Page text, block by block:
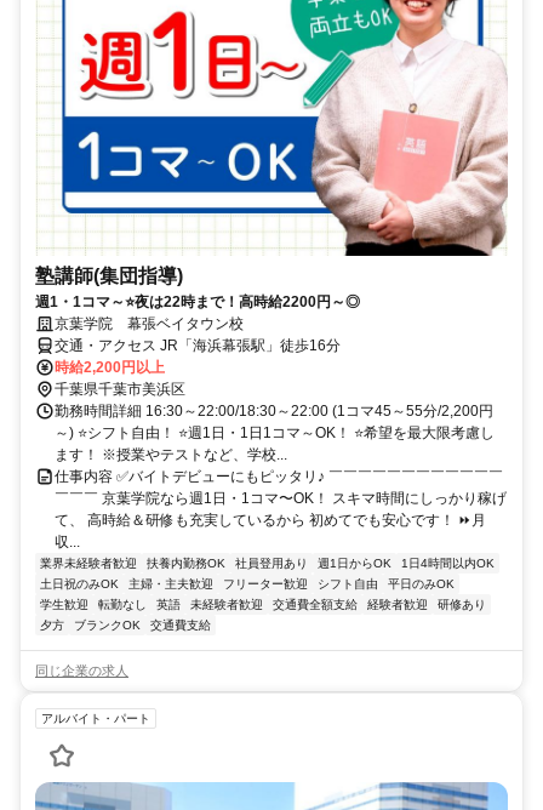
塾講師(集団指導)
週1・1コマ～⭐夜は22時まで！高時給2200円～◎
京葉学院 幕張ベイタウン校
交通・アクセス JR「海浜幕張駅」徒歩16分
時給2,200円以上
千葉県千葉市美浜区
勤務時間詳細 16:30～22:00/18:30～22:00 (1コマ45～55分/2,200円
～) ⭐シフト自由！ ⭐週1日・1日1コマ～OK！ ⭐希望を最大限考慮し
ます！ ※授業やテストなど、学校...
仕事内容 ✅バイトデビューにもピッタリ♪ ￣￣￣￣￣￣￣￣￣￣￣￣
￣￣￣ 京葉学院なら週1日・1コマ〜OK！ スキマ時間にしっかり稼げ
て、 高時給＆研修も充実しているから 初めてでも安心です！ ⏩月
収...
業界未経験者歓迎 扶養内勤務OK 社員登用あり 週1日からOK
1日4時間以内OK
土日祝のみOK
主婦・主夫歓迎 フリーター歓迎 シフト自由
平日のみOK
学生歓迎
転勤なし 英語 未経験者歓迎 交通費全額支給 経験者歓迎
研修あり
夕方
ブランクOK 交通費支給
同じ企業の求人
アルバイト・パート